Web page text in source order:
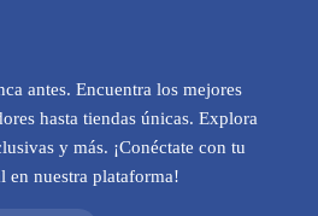
antes. Encuentra los mejores
hasta tiendas únicas. Explora
y más. ¡Conéctate con tu
en nuestra plataforma!